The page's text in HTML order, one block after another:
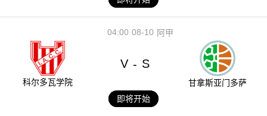
08-10
04:00 阿甲
科尔多瓦学院
V - S
甘拿斯亚门多萨
即将开始